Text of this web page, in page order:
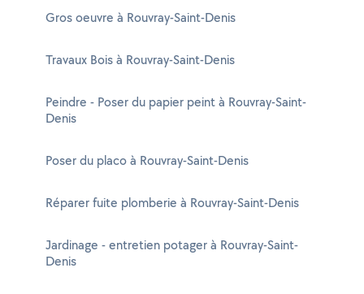
Gros oeuvre à Rouvray-Saint-Denis
Travaux Bois à Rouvray-Saint-Denis
Peindre - Poser du papier peint à Rouvray-Saint-
Denis
Poser du placo à Rouvray-Saint-Denis
Réparer fuite plomberie à Rouvray-Saint-Denis
Jardinage - entretien potager à Rouvray-Saint-
Denis